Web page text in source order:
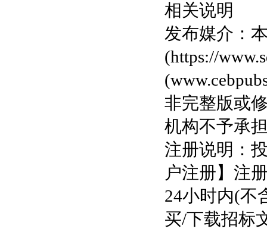
相关说明
发布媒介：
(https://
非完整版或
机构不予承
注册说明：
户注册】注
24小时内(不
买/下载招标